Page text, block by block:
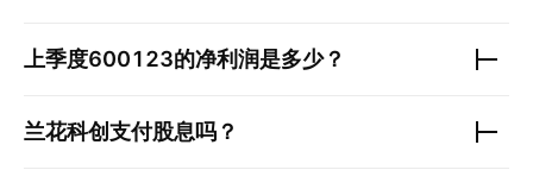
上季度600123的净利润是多少？
兰花科创支付股息吗？